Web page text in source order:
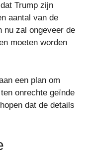
Trump zijn
aantal van de
nu zal ongeveer de
moeten worden
een plan om
onrechte geïnde
dat de details